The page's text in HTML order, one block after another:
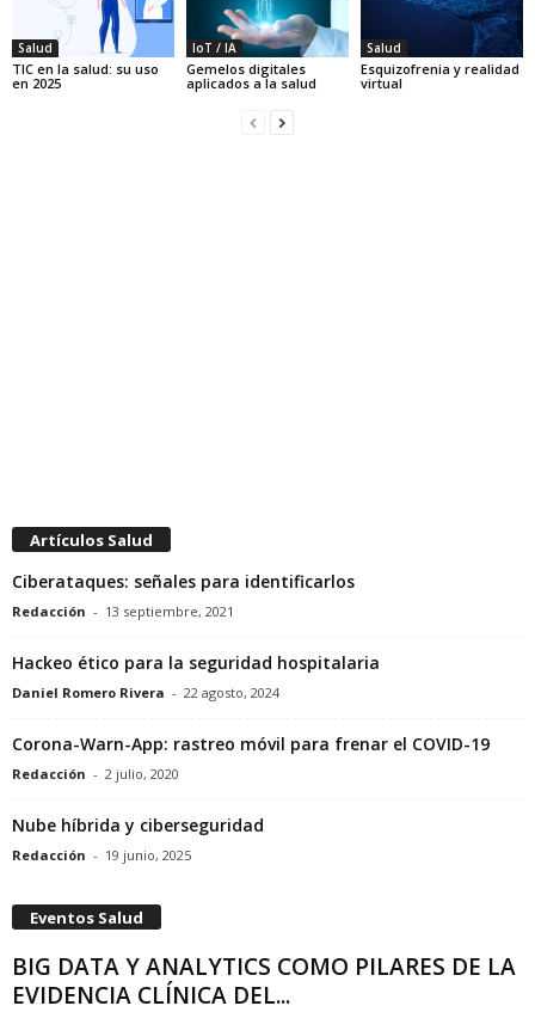
Salud
TIC en la salud: su uso
en 2025
IoT / IA
Gemelos digitales
aplicados a la salud
Salud
Esquizofrenia y realidad
virtual
Artículos Salud
Ciberataques: señales para identificarlos
Redacción - 13 septiembre, 2021
Hackeo ético para la seguridad hospitalaria
Daniel Romero Rivera - 22 agosto, 2024
Corona-Warn-App: rastreo móvil para frenar el COVID-19
Redacción - 2 julio, 2020
Nube híbrida y ciberseguridad
Redacción - 19 junio, 2025
Eventos Salud
BIG DATA Y ANALYTICS COMO PILARES DE LA
EVIDENCIA CLÍNICA DEL...